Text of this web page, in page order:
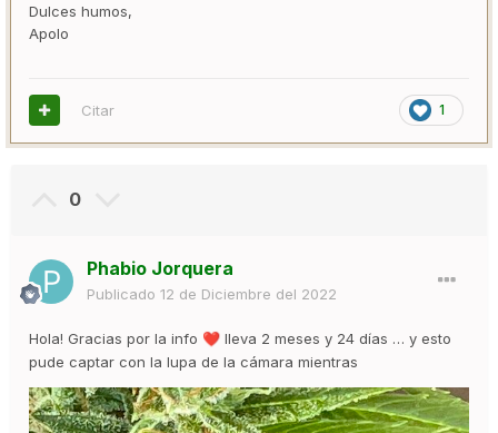
Dulces humos,
Apolo
1
Citar
0
Phabio Jorquera
Publicado 12 de Diciembre del 2022
Hola! Gracias por la info ❤️ lleva 2 meses y 24 días … y esto
pude captar con la lupa de la cámara mientras